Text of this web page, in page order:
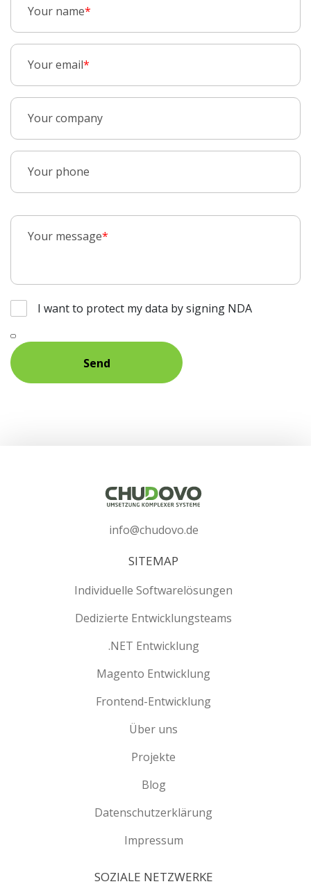
Your name*
Your email*
Your company
Your phone
Your message*
I want to protect my data by signing NDA
info@chudovo.de
SITEMAP
Individuelle Softwarelösungen
Dedizierte Entwicklungsteams
.NET Entwicklung
Magento Entwicklung
Frontend-Entwicklung
Über uns
Projekte
Blog
Datenschutzerklärung
Impressum
SOZIALE NETZWERKE